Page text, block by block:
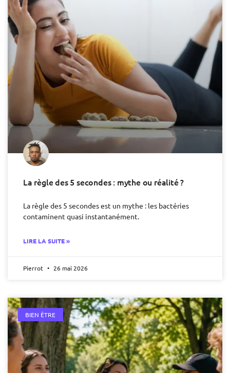
La règle des 5 secondes : mythe ou réalité ?
La règle des 5 secondes est un mythe : les bactéries
contaminent quasi instantanément.
LIRE LA SUITE »
Pierrot 26 mai 2026
BIEN ÊTRE